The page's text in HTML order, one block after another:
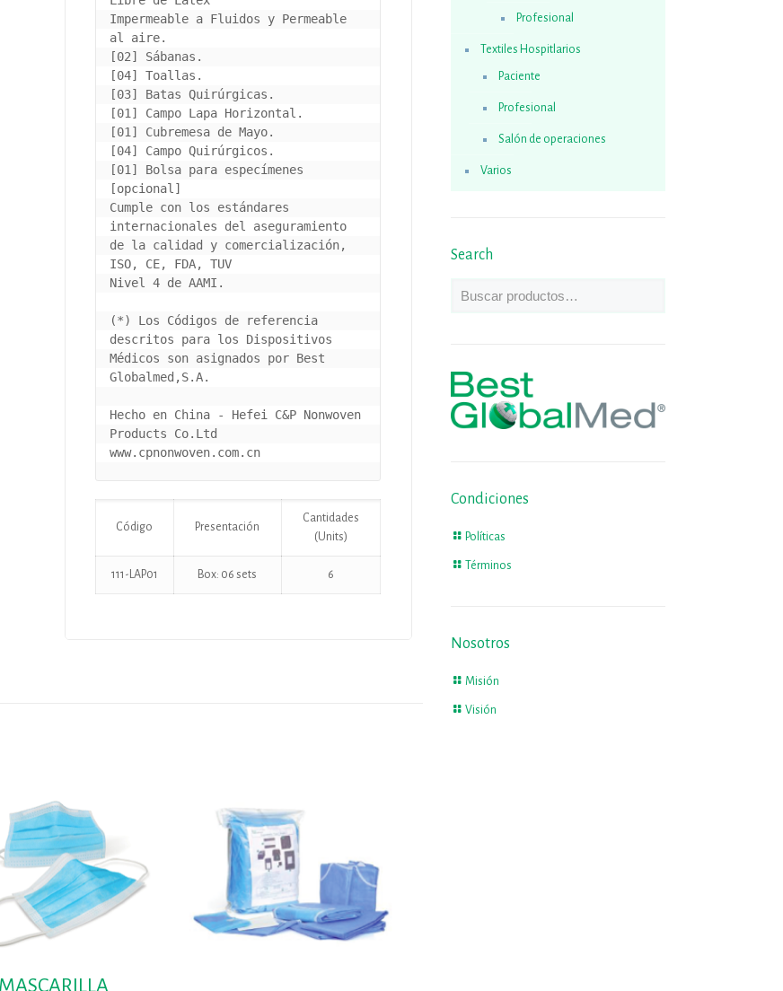
Impermeable a Fluidos y Permeable
al aire.
[02] Sábanas.
[04] Toallas.
[03] Batas Quirúrgicas.
[01] Campo Lapa Horizontal.
[01] Cubremesa de Mayo.
[04] Campo Quirúrgicos.
[01] Bolsa para especímenes
[opcional]
Cumple con los estándares
internacionales del aseguramiento
de la calidad y comercialización,
ISO, CE, FDA, TUV
Nivel 4 de AAMI.
(*) Los Códigos de referencia
descritos para los Dispositivos
Médicos son asignados por Best
Globalmed,S.A.
Hecho en China - Hefei C&P Nonwoven
Products Co.Ltd
www.cpnonwoven.com.cn
Código Presentación
Cantidades
(Units)
111-LAP01 Box: 06 sets 6
MASCARILLA
Profesional
Textiles Hospitlarios
Paciente
Profesional
Salón de operaciones
Varios
Search
Condiciones
Políticas
Términos
Nosotros
Misión
Visión